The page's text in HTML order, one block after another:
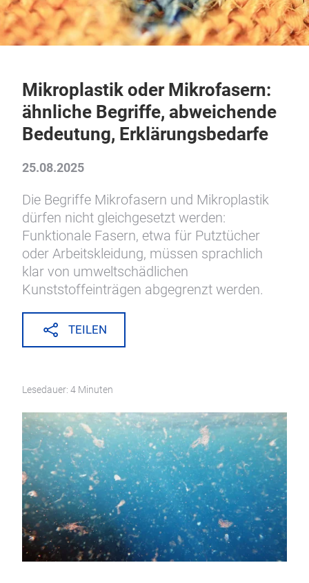
Mikroplastik oder Mikrofasern:
ähnliche Begriffe, abweichende
Bedeutung, Erklärungsbedarfe
25.08.2025
Die Begriffe Mikrofasern und Mikroplastik
dürfen nicht gleichgesetzt werden:
Funktionale Fasern, etwa für Putztücher
oder Arbeitskleidung, müssen sprachlich
klar von umweltschädlichen
Kunststoffeinträgen abgegrenzt werden.
TEILEN
Lesedauer: 4 Minuten